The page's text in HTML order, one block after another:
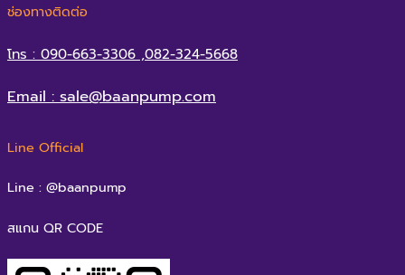
ช่องทางติดต่อ
โทร : 090-663-3306 ,082-324-5668
Email : sale@baanpump.com
Line Official
Line : @baanpump
สแกน QR CODE